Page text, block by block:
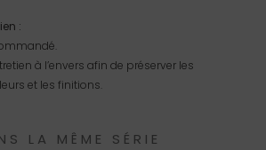
:
à l’envers afin de préserver les
et les finitions.
LA MÊME SÉRIE